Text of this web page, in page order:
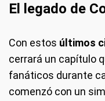
El legado de
Con estos últimos
cerrará un capítulo
fanáticos durante
comenzó con un